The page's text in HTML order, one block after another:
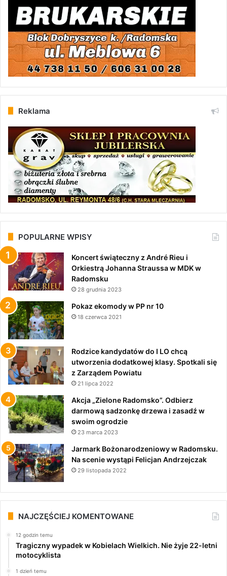
Reklama
POPULARNE WPISY
Koncert świąteczny z André Rieu i
Orkiestrą Johanna Straussa w MDK w
Radomsku
28 grudnia 2023
Pokaz ekomody w PP nr 10
18 czerwca 2021
Rodzice kandydatów do I LO chcą
utworzenia dodatkowej klasy. Spotkali się
z Zarządem Powiatu
21 lipca 2022
Akcja „Zielone Radomsko”. Odbierz
darmową sadzonkę drzewa i zasadź w
swoim ogrodzie
23 marca 2023
Jarmark Bożonarodzeniowy w Radomsku.
Na scenie wystąpi Felicjan Andrzejczak
29 listopada 2022
NAJCZĘŚCIEJ KOMENTOWANE
12 godzin temu
Tragiczny wypadek w Kobielach Wielkich. Nie żyje 22-letni
motocyklista
1 dzień temu